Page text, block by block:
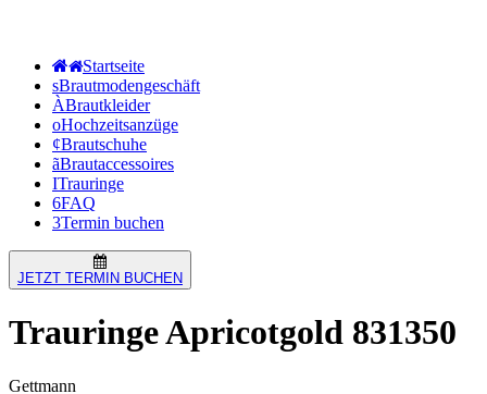
Start­sei­te
sBraut­mo­den­ge­schäft
ÀBraut­klei­der
oHoch­zeits­an­zü­ge
¢Braut­schu­he
ãBraut­ac­ces­soires
ITrau­rin­ge
6FAQ
3Ter­min buchen
JETZT TERMIN BUCHEN
Trau­rin­ge Apri­cot­gold 831350
Gettmann